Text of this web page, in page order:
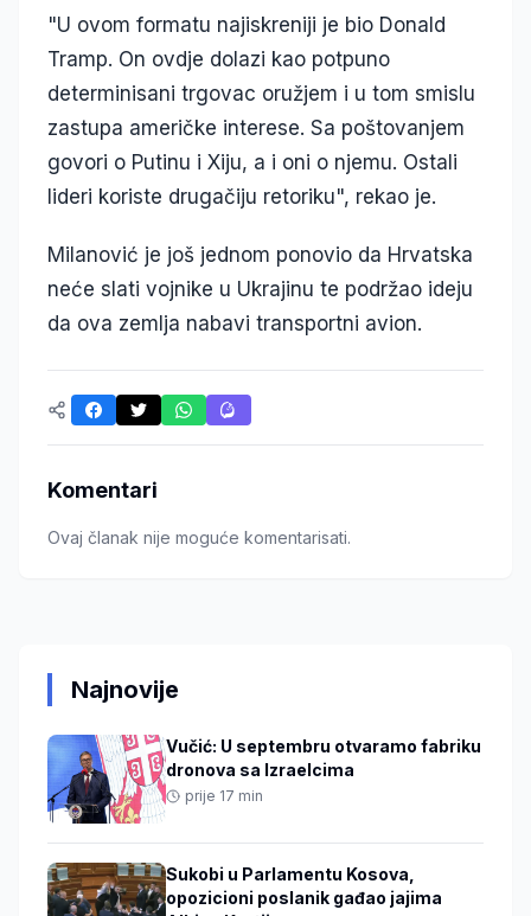
"U ovom formatu najiskreniji je bio Donald
Tramp. On ovdje dolazi kao potpuno
determinisani trgovac oružjem i u tom smislu
zastupa američke interese. Sa poštovanjem
govori o Putinu i Xiju, a i oni o njemu. Ostali
lideri koriste drugačiju retoriku", rekao je.
Milanović je još jednom ponovio da Hrvatska
neće slati vojnike u Ukrajinu te podržao ideju
da ova zemlja nabavi transportni avion.
Komentari
Ovaj članak nije moguće komentarisati.
Najnovije
Vučić: U septembru otvaramo fabriku
dronova sa Izraelcima
prije 17 min
Sukobi u Parlamentu Kosova,
opozicioni poslanik gađao jajima